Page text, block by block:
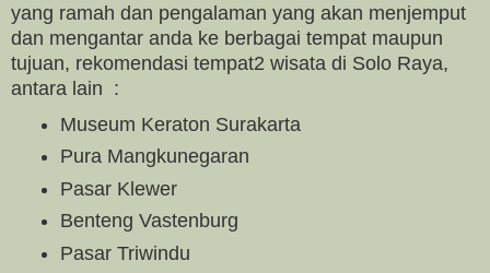
yang ramah dan pengalaman yang akan menjemput
dan mengantar anda ke berbagai tempat maupun
tujuan, rekomendasi tempat2 wisata di Solo Raya,
antara lain :
Museum Keraton Surakarta
Pura Mangkunegaran
Pasar Klewer
Benteng Vastenburg
Pasar Triwindu